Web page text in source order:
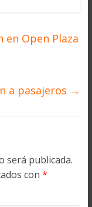
en Open Plaza
a pasajeros →
será publicada.
con *